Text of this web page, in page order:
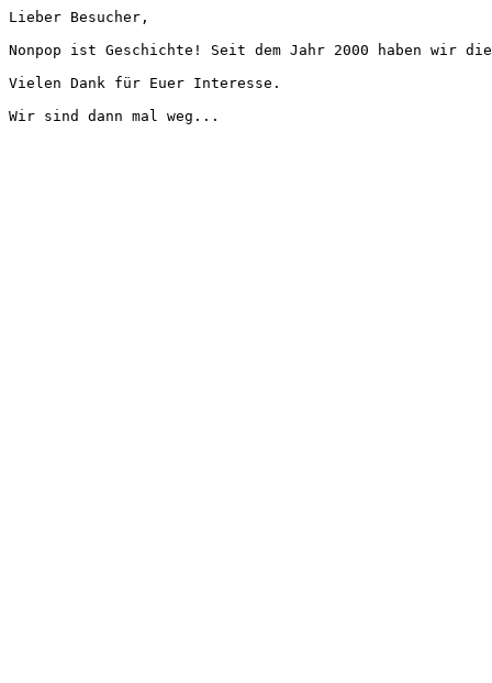
Lieber Besucher,
Nonpop ist Geschichte! Seit dem Jahr 2000 haben wir
Vielen Dank für Euer Interesse.
Wir sind dann mal weg...